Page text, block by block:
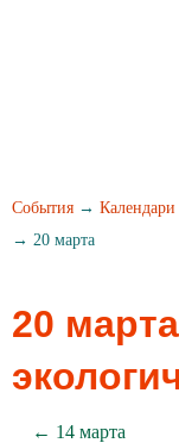
События → Календари
→ 20 марта
20
← 14 марта